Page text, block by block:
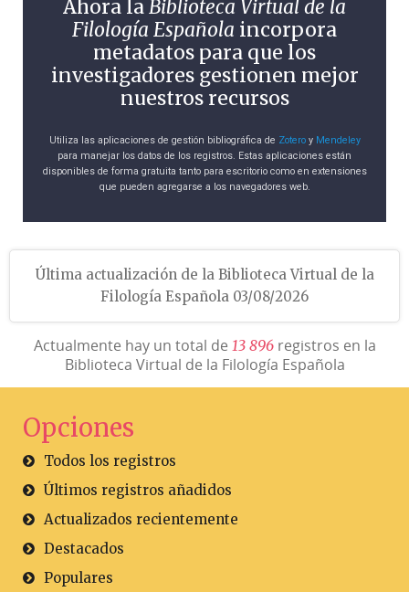
Ahora laBiblioteca Virtual de la
Filología Española incorpora
metadatos para que los
investigadores gestionen mejor
nuestros recursos
Utiliza las aplicaciones de gestión bibliográfica de Zoteroy Mendeley
para manejar los datos de los registros. Estas aplicaciones están
disponibles de forma gratuita tanto para escritorio como en extensiones
que pueden agregarse a los navegadores web.
Última actualización de la Biblioteca Virtual de la
Filología Española 03/08/2026
Actualmente hay un total de 13 896registros en la
Biblioteca Virtual de la Filología Española
Opciones
Todos los registros
Últimos registros añadidos
Actualizados recientemente
Destacados
Populares